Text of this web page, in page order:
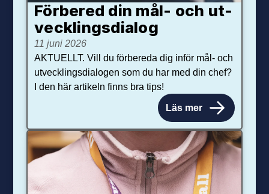
Förbered din mål- och ut­
veck­lings­dialog
11 juni 2026
AKTUELLT. Vill du förbereda dig inför mål- och
utvecklingsdialogen som du har med din chef?
I den här artikeln finns bra tips!
Läs mer